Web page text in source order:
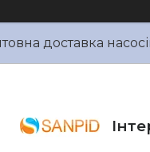
доставка